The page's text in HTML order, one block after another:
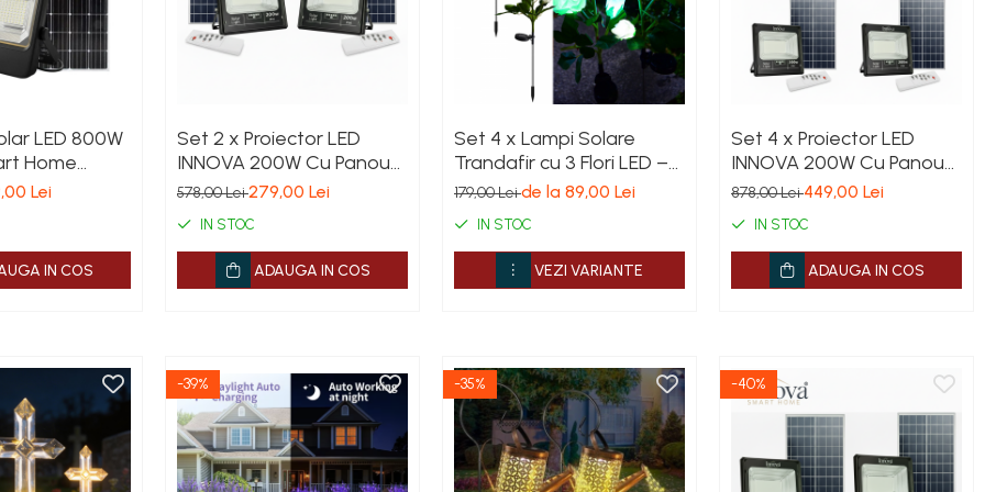
LED 800W
Home
Panou Solar
Lei
IN COS
Set 2 x Proiector LED
INNOVA 200W Cu Panou
Solar si telecomanda,
578,00 Lei279,00 Lei
IN STOC
ADAUGA IN COS
Set 4 x Lampi Solare
Trandafir cu 3 Flori LED –
Decor Elegant de
Solar
179,00 Leide la 89,00 Lei
IN STOC
VEZI VARIANTE
Set 4 x Proiector LED
INNOVA 200W Cu Panou
Solar si telecomanda,
878,00 Lei449,00 Lei
IN STOC
ADAUGA IN COS
-39% -35% -40%